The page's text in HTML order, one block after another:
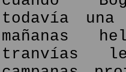
todavía una
mañanas
tranvías